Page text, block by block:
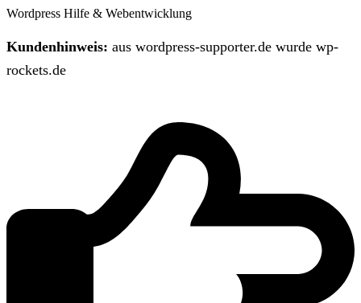
Wordpress Hilfe & Webentwicklung
Kundenhinweis: aus wordpress-supporter.de wurde wp-
rockets.de